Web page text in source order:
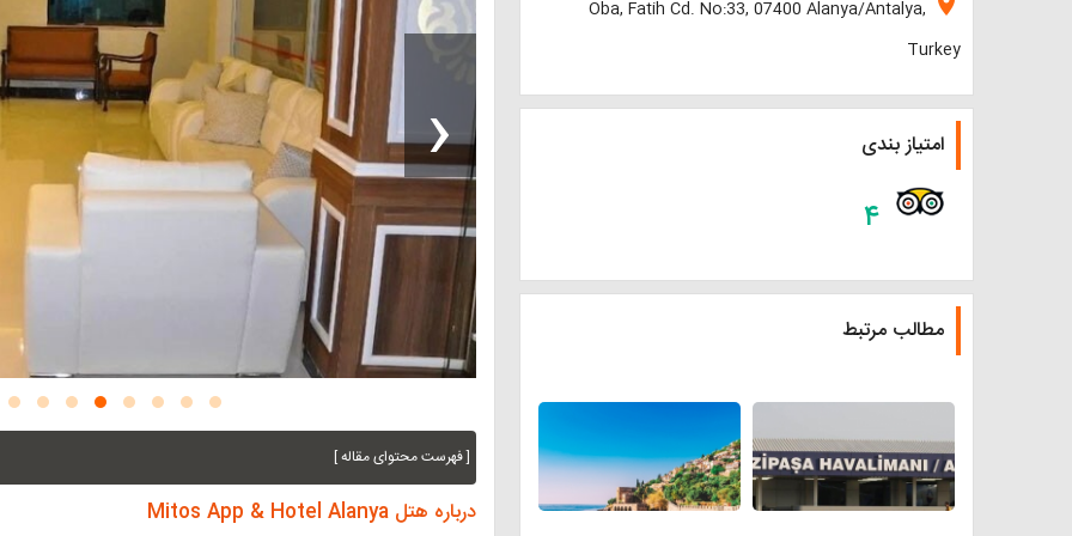
‹
[ فهرست محتوای مقاله ]
درباره هتل Mitos App & Hotel Alanya
Oba, Fatih Cd. No:33, 07400 Alanya/Antalya,
Turkey
امتیاز بندی
۴
مطالب مرتبط